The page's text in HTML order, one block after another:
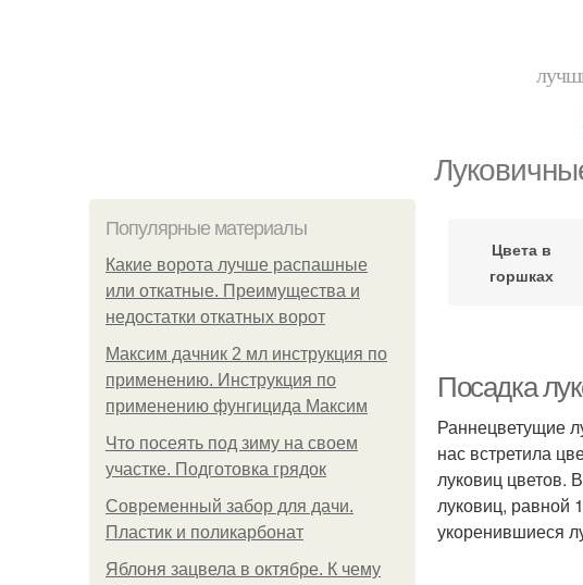
Популярные материалы
Какие ворота лучше распашные
или откатные. Преимущества и
недостатки откатных ворот
Максим дачник 2 мл инструкция по
применению. Инструкция по
применению фунгицида Максим
Что посеять под зиму на своем
участке. Подготовка грядок
Современный забор для дачи.
Пластик и поликарбонат
Яблоня зацвела в октябре. К чему
Цвета в
горшках
Посадка
Раннецветущие
нас встретила
луковиц цветов.
луковиц, равной
укоренившиеся